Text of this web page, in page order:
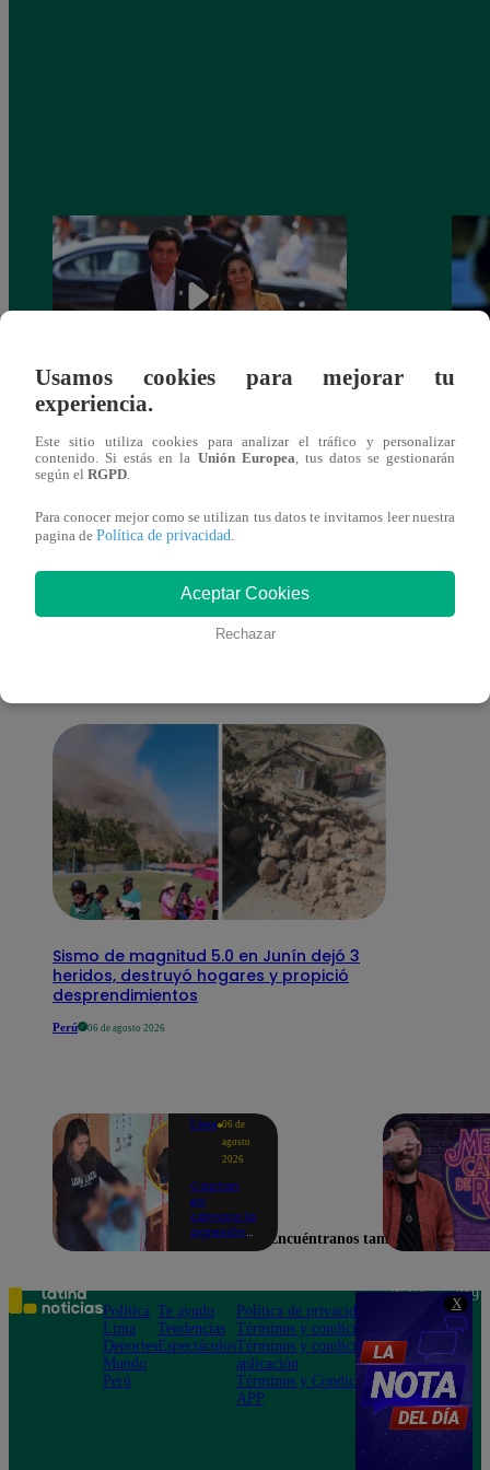
X
La Voz Senior – Miércoles 19 de Octubre
del 2022 – Programa completo
También te puede
interesar
Sismo de magnitud 5.0 en Junín dejó 3
heridos, destruyó hogares y propició
desprendimientos
Perú 06 de agosto 2026
Lima 06 de
agosto
2026
Captan
en
cámara la
agresión
niño con
autismo:
madre
denuncia
maltratos
contínuos
Usamos cookies para mejorar tu
experiencia.
Este sitio utiliza cookies para analizar el tráfico y personalizar
contenido. Si estás en la Unión Europea, tus datos se gestionarán
según el RGPD.
Para conocer mejor como se utilizan tus datos te invitamos leer nuestra
pagina de Política de privacidad.
Aceptar Cookies
Rechazar
Encuéntranos también en
Política
Lima
Deportes
Mundo
Perú
Te ayudo
Tendencias
Espectáculos
Política de privacidad
Términos y condiciones
Términos y condiciones
aplicación
Términos y Condiciones
APP
Teléfono: 219
Av. San
Felipe 968
Jesús María